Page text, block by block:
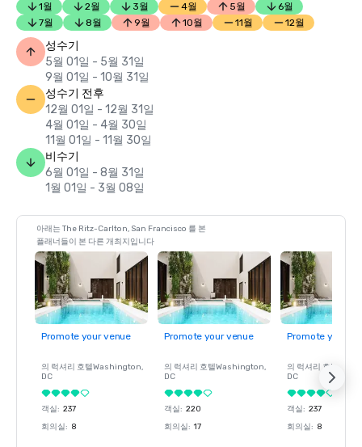
1월 2월 3월 4월 5월
6월
7월
8월 9월 10월 11월 12월
성수기
5월 01일 - 5월 31일
9월 01일 - 10월 31일
성수기 전후
12월 01일 - 12월 31일
4월 01일 - 4월 30일
11월 01일 - 11월 30일
비수기
6월 01일 - 8월 31일
1월 01일 - 3월 08일
아래는 The Ritz-Carlton, San Francisco 를 본
플래너들이 본 다른 개최지입니다
Promote your venue
의 럭셔리 호텔Washington,
DC
객실: 237
회의실: 8
Promote your venue
의 럭셔리 호텔Washington,
DC
객실: 220
회의실: 17
Promote your
의 럭셔리 호텔
DC
객실: 237
회의실: 8